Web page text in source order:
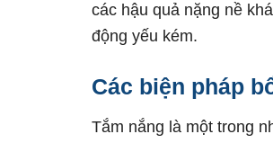
các hậu quả nặng nề
động yếu kém.
Các biện pháp
Tắm nắng là một trong